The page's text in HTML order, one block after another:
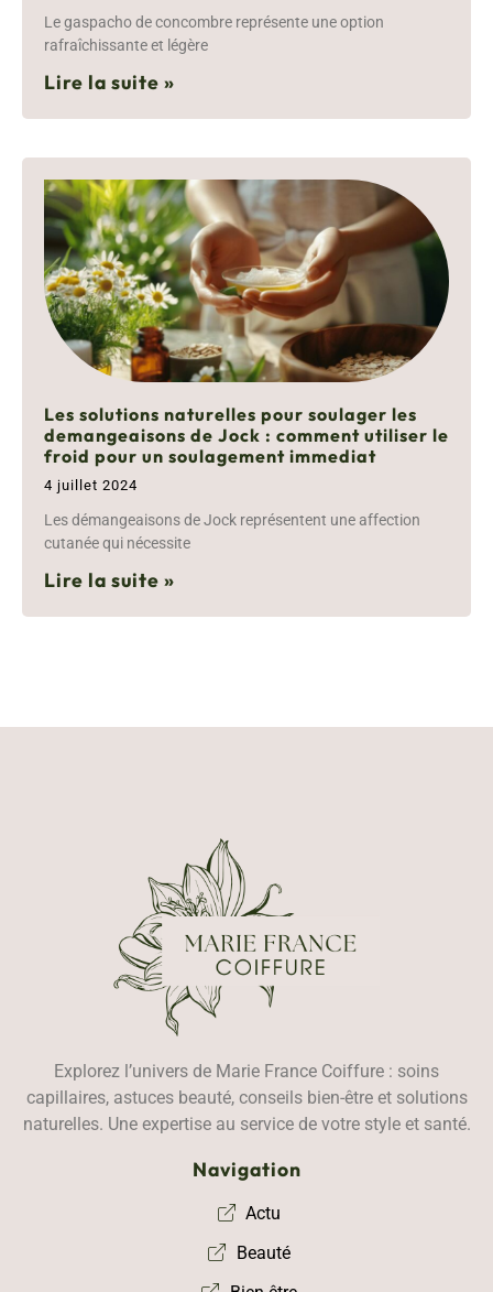
Le gaspacho de concombre représente une option
rafraîchissante et légère
Lire la suite »
Les solutions naturelles pour soulager les
demangeaisons de Jock : comment utiliser le
froid pour un soulagement immediat
4 juillet 2024
Les démangeaisons de Jock représentent une affection
cutanée qui nécessite
Lire la suite »
Explorez l’univers de Marie France Coiffure : soins
capillaires, astuces beauté, conseils bien-être et solutions
naturelles. Une expertise au service de votre style et santé.
Navigation
Actu
Beauté